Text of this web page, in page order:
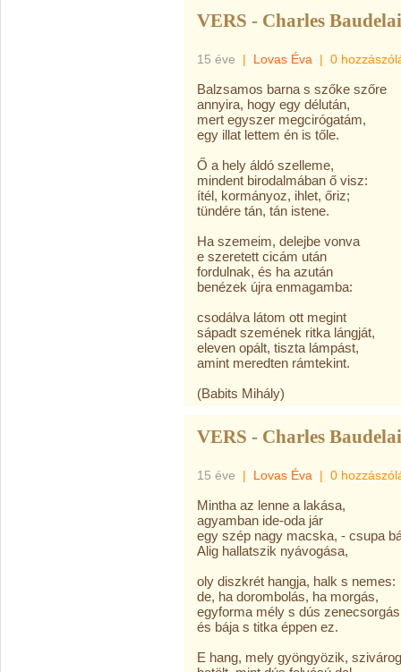
VERS - Charles
15 éve | Lovas Éva | 0
Balzsamos barna s szőke szőre
annyira, hogy egy délután,
mert egyszer megcirógatám,
egy illat lettem én is tőle.
Ő a hely áldó szelleme,
mindent birodalmában ő visz:
ítél, kormányoz, ihlet, őriz;
tündére tán, tán istene.
Ha szemeim, delejbe vonva
e szeretett cicám után
fordulnak, és ha azután
benézek újra enmagamba:
csodálva látom ott megint
sápadt szemének ritka lángját,
eleven opált, tiszta lámpást,
amint meredten rámtekint.
(Babits Mihály)
VERS - Charles
15 éve | Lovas Éva | 0
Mintha az lenne a lakása,
agyamban ide-oda jár
egy szép nagy macska, - csupa
Alig hallatszik nyávogása,
oly diszkrét hangja, halk s nemes:
de, ha dorombolás, ha morgás,
egyforma mély s dús
és bája s titka éppen ez.
E hang, mely gyöngyözik, szivárog